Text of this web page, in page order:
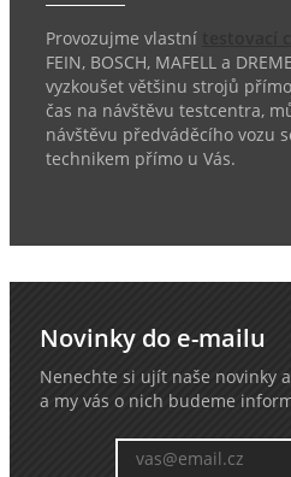
Provozujme vlastní
FEIN, BOSCH, MAFELL a
vyzkoušet většinu strojů
čas na návštěvu testcentra,
návštěvu předváděcího vozu
technikem přímo u Vás.
Novinky do e-mailu
Nenechte si ujít naše novinky
a my vás o nich budeme